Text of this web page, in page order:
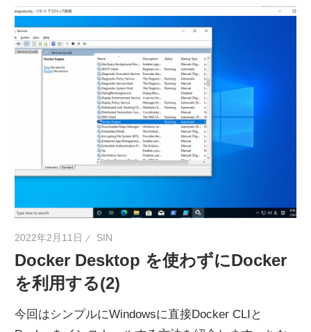
MS
製
品
2022年2月11日 SIN
Docker Desktop を使わずにDocker
を利用する(2)
今回はシンプルにWindowsに直接Docker CLIと